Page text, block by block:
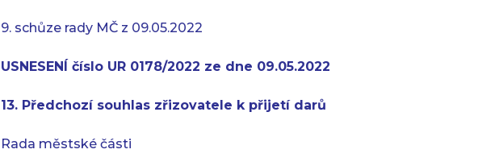
9. schůze rady MČ z 09.05.2022
USNESENÍ číslo UR 0178/2022 ze dne 09.05.2022
13. Předchozí souhlas zřizovatele k přijetí darů
Rada městské části